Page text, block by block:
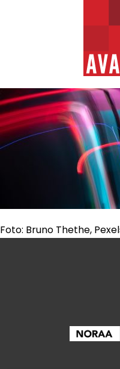
Foto: Bruno Thethe,